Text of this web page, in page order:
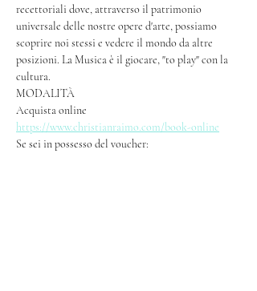
recettoriali dove, attraverso il patrimonio
universale delle nostre opere d'arte, possiamo
scoprire noi stessi e vedere il mondo da altre
posizioni. La Musica è il giocare, "to play" con la
cultura.
MODALITÀ
Acquista online
https://www.christianraimo.com/book-online
Se sei in possesso del voucher: